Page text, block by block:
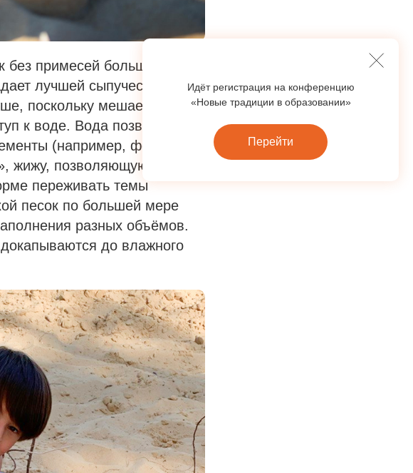
без примесей больше
лучшей сыпучестью.
поскольку мешает
к воде. Вода позволяет как
(например, формовать
жижу, позволяющую
переживать темы
песок по большей мере
разных объёмов.
до влажного
Идёт регистрация на конференцию
«Новые традиции в образовании»
Перейти